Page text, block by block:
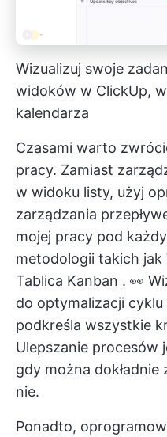
Wizualizuj swoje
widoków w ClickUp,
kalendarza
Czasami warto
pracy. Zamiast
w widoku listy, użyj
zarządzania
mojej pracy pod
metodologii takich jak
Tablica Kanban . 👀
do optymalizacji
podkreśla wszystkie
Ulepszanie procesów
gdy można dokładnie
nie.
Ponadto,